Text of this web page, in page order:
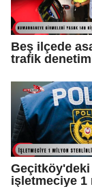
Beş ilçede
trafik
Geçitköy'deki
işletmeciye 1